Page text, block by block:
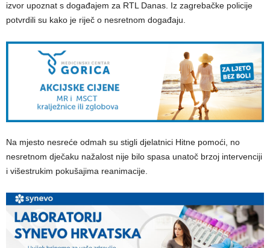
izvor upoznat s događajem za RTL Danas. Iz zagrebačke policije
potvrdili su kako je riječ o nesretnom događaju.
Na mjesto nesreće odmah su stigli djelatnici Hitne pomoći, no
nesretnom dječaku nažalost nije bilo spasa unatoč brzoj intervenciji
i višestrukim pokušajima reanimacije.